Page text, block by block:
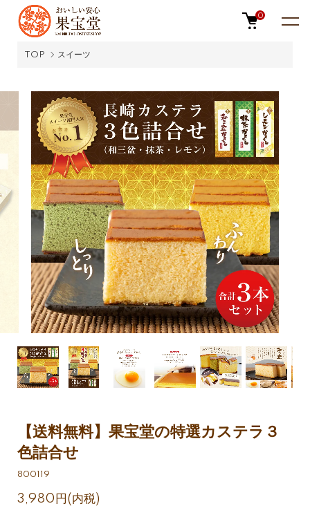
0
TOP スイーツ
【送料無料】果宝堂の特選カステラ３
色詰合せ
800119
3,980円(内税)